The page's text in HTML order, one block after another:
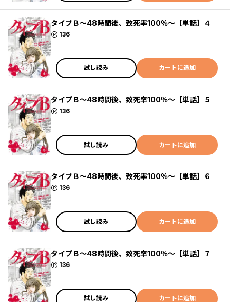
タイプＢ～48時間後、致死率100％～【単話】４
136
ポイント
試し読み カートに追加
タイプＢ～48時間後、致死率100％～【単話】５
136
ポイント
試し読み カートに追加
タイプＢ～48時間後、致死率100％～【単話】６
136
ポイント
試し読み カートに追加
タイプＢ～48時間後、致死率100％～【単話】７
136
ポイント
試し読み カートに追加